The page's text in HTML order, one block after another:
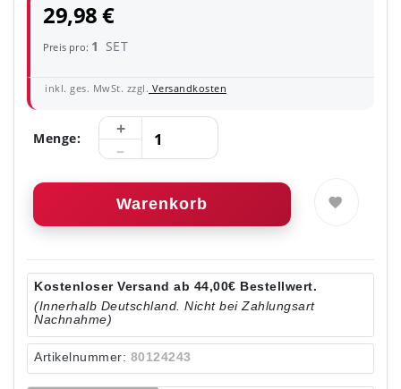
29,98 €
Preis pro: 1 SET
inkl. ges. MwSt. zzgl. Versandkosten
Menge:
Warenkorb
Kostenloser Versand ab 44,00€ Bestellwert.
(Innerhalb Deutschland. Nicht bei Zahlungsart
Nachnahme)
Artikelnummer: 80124243